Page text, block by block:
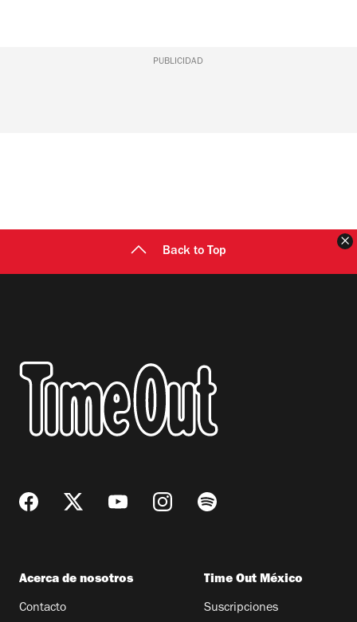
PUBLICIDAD
Back to Top
Acerca de nosotros
Contacto
Time Out México
Suscripciones